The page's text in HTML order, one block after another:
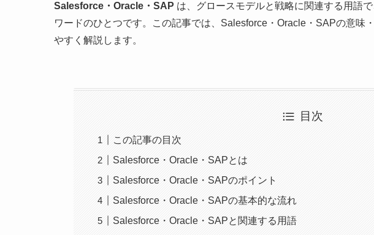
Salesforce・Oracle・SAP は、グロースモデルと戦略に関連する用語
ワードのひとつです。この記事では、Salesforce・Oracle・SAPの意味
やすく解説します。
目次
この記事の目次
Salesforce・Oracle・SAPとは
Salesforce・Oracle・SAPのポイント
Salesforce・Oracle・SAPの基本的な流れ
Salesforce・Oracle・SAPと関連する用語